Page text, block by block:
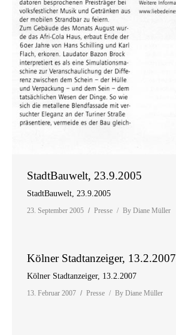
StadtBauwelt, 23.9.2005
StadtBauwelt, 23.9.2005
23. September 2005 Presse By Diane Müller
Kölner Stadtanzeiger, 13.2.2007
Kölner Stadtanzeiger, 13.2.2007
13. Februar 2007 Presse By Diane Müller